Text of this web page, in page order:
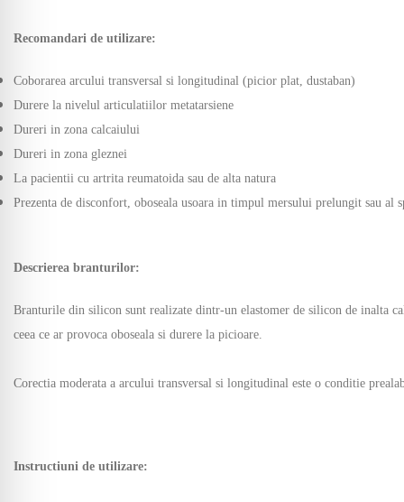
Recomandari de utilizare:
Coborarea arcului transversal si longitudinal (picior plat, dustaban)
Durere la nivelul articulatiilor metatarsiene
Dureri in zona calcaiului
Dureri in zona gleznei
La pacientii cu artrita reumatoida sau de alta natura
Prezenta de disconfort, oboseala usoara in timpul mersului prelungit sau al
Descrierea branturilor:
Branturile din silicon sunt realizate dintr-un elastomer de silicon de inalta
ceea ce ar provoca oboseala si durere la picioare.
Corectia moderata a arcului transversal si longitudinal este o conditie
Instructiuni de utilizare: